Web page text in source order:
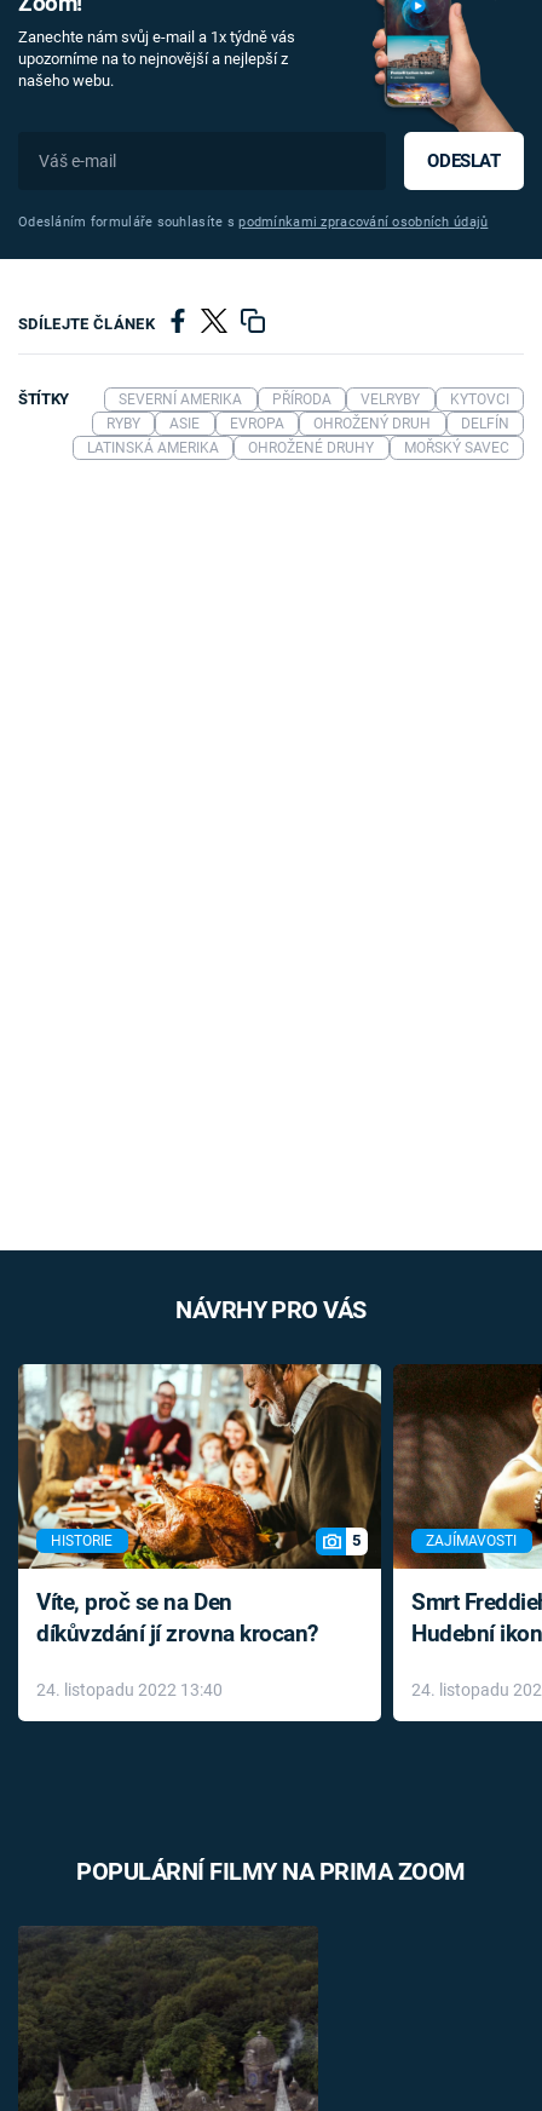
Zanechte nám svůj e-mail a 1x týdně vás
upozorníme na to nejnovější a nejlepší z
našeho webu.
ODESLAT
Odesláním formuláře souhlasíte spodmínkami zpracování osobních údajů
SDÍLEJTE ČLÁNEK
ŠTÍTKY SEVERNÍ AMERIKA PŘÍRODA VELRYBY
KYTOVCI
RYBY
ASIE EVROPA OHROŽENÝ DRUH
DELFÍN
LATINSKÁ AMERIKA
OHROŽENÉ DRUHY MOŘSKÝ SAVEC
NÁVRHY PRO VÁS
HISTORIE 5
Víte, proč se na Den
díkůvzdání jí zrovna krocan?
24. listopadu 2022 13:40
ZAJÍMAVOSTI
Smrt
Hudební
léky
24. listopadu
POPULÁRNÍ FILMY NA PRIMA ZOOM